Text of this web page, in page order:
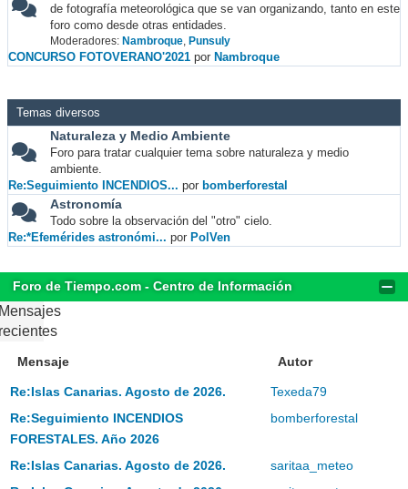
de fotografía meteorológica que se van organizando, tanto en este
foro como desde otras entidades.
Moderadores: Nambroque, Punsuly
CONCURSO FOTOVERANO'2021 por Nambroque
Temas diversos
Naturaleza y Medio Ambiente
Foro para tratar cualquier tema sobre naturaleza y medio
ambiente.
Re:Seguimiento INCENDIOS... por bomberforestal
Astronomía
Todo sobre la observación del "otro" cielo.
Re:*Efemérides astronómi... por PolVen
Foro de Tiempo.com - Centro de Información
Mensaje Autor
Re:Islas Canarias. Agosto de 2026.
Texeda79
Re:Seguimiento INCENDIOS
FORESTALES. Año 2026
bomberforestal
Re:Islas Canarias. Agosto de 2026.
saritaa_meteo